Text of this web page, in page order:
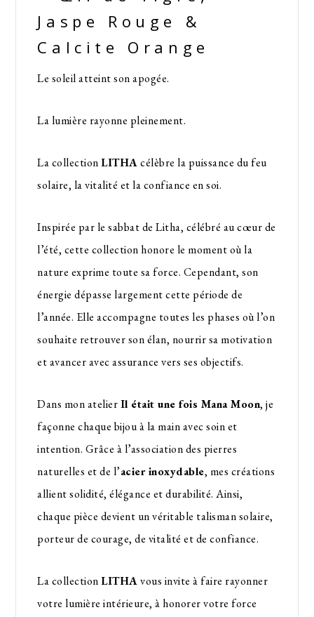
Jaspe Rouge &
Calcite Orange
Le soleil atteint son apogée.
La lumière rayonne pleinement.
La collectionLITHAcélèbre la puissance du feu
solaire, la vitalité et la confiance en soi.
Inspirée par le sabbat de Litha, célébré au cœur de
l’été, cette collection honore le moment où la
nature exprime toute sa force. Cependant, son
énergie dépasse largement cette période de
l’année. Elle accompagne toutes les phases où l’on
souhaite retrouver son élan, nourrir sa motivation
et avancer avec assurance vers ses objectifs.
Dans mon atelierIl était une fois Mana Moon, je
façonne chaque bijou à la main avec soin et
intention. Grâce à l’association des pierres
naturelles et de l’acier inoxydable, mes créations
allient solidité, élégance et durabilité. Ainsi,
chaque pièce devient un véritable talisman solaire,
porteur de courage, de vitalité et de confiance.
La collectionLITHAvous invite à faire rayonner
votre lumière intérieure, à honorer votre force